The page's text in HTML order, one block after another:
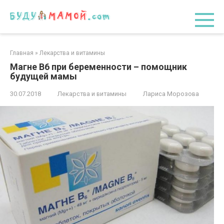
Главная » Лекарства и витамины
Магне В6 при беременности – помощник
будущей мамы
30.07.2018 Лекарства и витамины Лариса Морозова